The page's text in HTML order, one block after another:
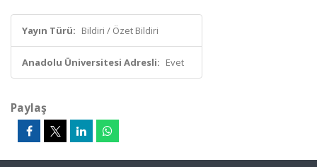
Yayın Türü: Bildiri / Özet Bildiri
Anadolu Üniversitesi Adresli: Evet
Paylaş